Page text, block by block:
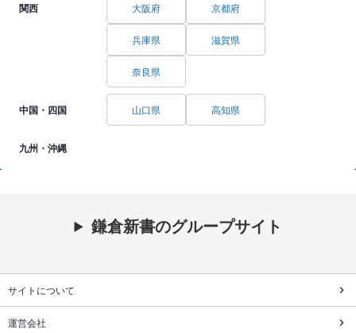
関西 大阪府 京都府
兵庫県 滋賀県
奈良県
中国・四国 山口県 高知県
九州・沖縄
鎌倉新書のグループサイト
サイトについて
運営会社